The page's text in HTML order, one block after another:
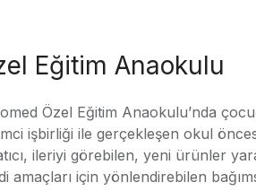
Eğitim Anaokulu
Özel Eğitim Anaokulu’nda
işbirliği ile gerçekleşen okul
ileriyi görebilen, yeni ürünler
amaçları için yönlendirebilen